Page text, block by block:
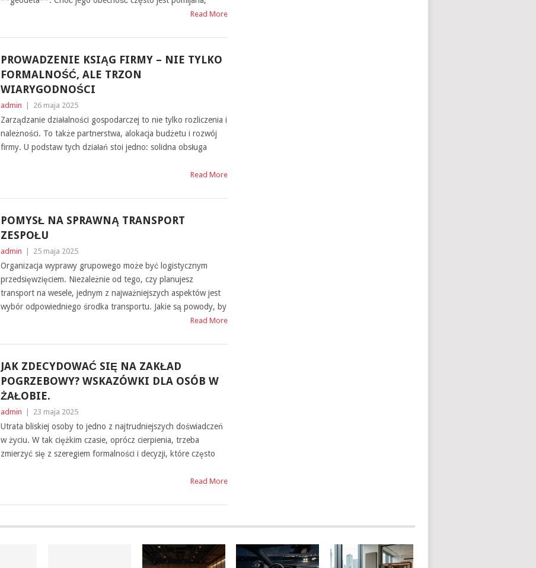
Read More
PROWADZENIE KSIĄG FIRMY – NIE TYLKO
FORMALNOŚĆ, ALE TRZON
WIARYGODNOŚCI
admin 26 maja 2025
Zarządzanie działalności gospodarczej to nie tylko rozliczenia i
należności. To także partnerstwa, alokacja budżetu i rozwój
firmy. U podstaw tych działań stoi jedno: solidna obsługa
Read More
POMYSŁ NA SPRAWNĄ TRANSPORT
ZESPOŁU
admin 25 maja 2025
Organizacja wyprawy grupowego może być logistycznym
przedsięwzięciem. Niezależnie od tego, czy planujesz
transport na wesele, jednym z najważniejszych aspektów jest
wybór odpowiedniego środka transportu. Jakie są powody, by
Read More
JAK ZDECYDOWAĆ SIĘ NA ZAKŁAD
POGRZEBOWY? WSKAZÓWKI DLA OSÓB W
ŻAŁOBIE.
admin 23 maja 2025
Utrata bliskiej osoby to jedno z najtrudniejszych doświadczeń
w życiu. W tak ciężkim czasie, oprócz cierpienia, trzeba
zmierzyć się z szeregiem formalności i decyzji, które często
Read More